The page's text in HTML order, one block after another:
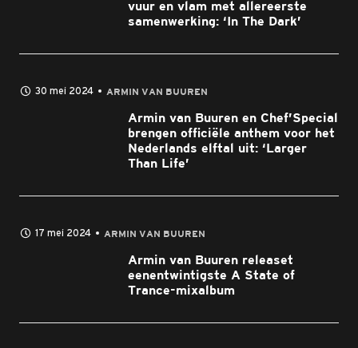
vuur en vlam met allereerste
samenwerking: ‘In The Dark’
30 mei 2024 ARMIN VAN BUUREN
Armin van Buuren en Chef’Special
brengen officiële anthem voor het
Nederlands elftal uit: ‘Larger
Than Life’
17 mei 2024 ARMIN VAN BUUREN
Armin van Buuren releaset
eenentwintigste A State of
Trance-mixalbum